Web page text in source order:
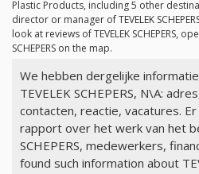
Plastic Products, including 5 other
director or manager of TEVELEK
look at reviews of TEVELEK SCHEPERS,
SCHEPERS on the map.
We hebben dergelijke
TEVELEK SCHEPERS, N\A:
contacten, reactie, vacatures.
rapport over het werk van het
SCHEPERS, medewerkers,
found such information about